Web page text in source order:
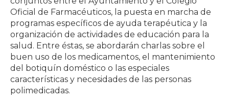
Oficial de Farmacéuticos, la puesta en marcha de
programas específicos de ayuda terapéutica y la
organización de actividades de educación para la
salud. Entre éstas, se abordarán charlas sobre el
buen uso de los medicamentos, el mantenimiento
del botiquín doméstico o las especiales
características y necesidades de las personas
polimedicadas.